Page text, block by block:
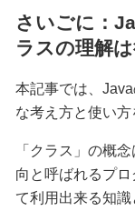
さいごに：
ラスの理解
本記事では、
な考え方と使い方
「クラス」の概
向と呼ばれるプ
て利用出来る知識